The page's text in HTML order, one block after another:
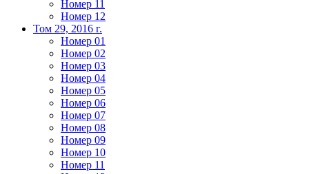
Номер 11
Номер 12
Том 29, 2016 г.
Номер 01
Номер 02
Номер 03
Номер 04
Номер 05
Номер 06
Номер 07
Номер 08
Номер 09
Номер 10
Номер 11